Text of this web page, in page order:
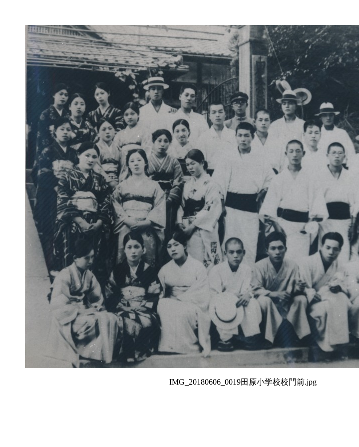
IMG_20180606_0019田原小学校校門前.jpg